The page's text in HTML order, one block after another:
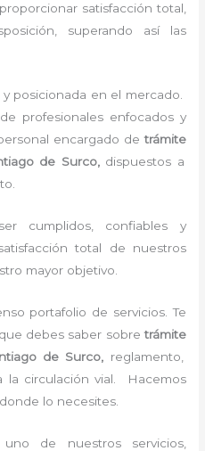
satisfacción total,
superando así las
posicionada en el mercado.
profesionales enfocados y
encargado detrámite
de Surco, dispuestos a
cumplidos, confiables y
total de nuestros
mayor objetivo.
portafolio de servicios. Te
debes saber sobretrámite
de Surco, reglamento,
la circulación vial. Hacemos
lo necesites.
de nuestros servicios,